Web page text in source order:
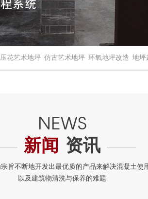
压花艺术地坪 仿古艺术地坪 环氧地坪改造 地坪
新闻 资讯